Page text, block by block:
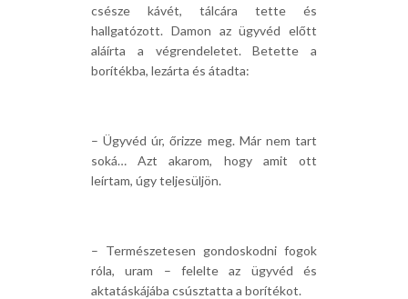
csésze kávét, tálcára tette és
hallgatózott. Damon az ügyvéd előtt
aláírta a végrendeletet. Betette a
borítékba, lezárta és átadta:
– Ügyvéd úr, őrizze meg. Már nem tart
soká… Azt akarom, hogy amit ott
leírtam, úgy teljesüljön.
– Természetesen gondoskodni fogok
róla, uram – felelte az ügyvéd és
aktatáskájába csúsztatta a borítékot.